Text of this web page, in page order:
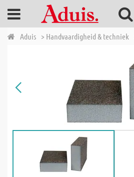
Aduis > Handvaardigheid & techniek